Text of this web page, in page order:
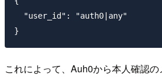
  "user_id": "auth0|any"
これによって、Auh0から本人確認